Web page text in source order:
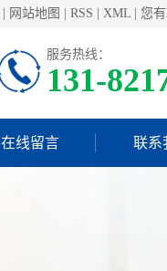
网站地图 RSS XML 您有
服务热线：
131-
在线留言 联系